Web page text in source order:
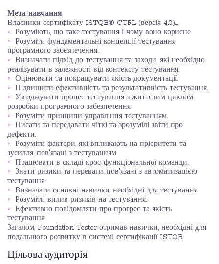
Мета навчання
Власники сертифікату ISTQB® CTFL (версія 4.0)…
Розуміють, що таке тестування і чому воно корисне.
Розуміти фундаментальні концепції тестування
програмного забезпечення.
Визначати підхід до тестування та заходи, які необхідно
реалізувати в залежності від контексту тестування.
Оцінювати та покращувати якість документації.
Підвищити ефективність та результативність тестування.
Узгоджувати процес тестування з життєвим циклом
розробки програмного забезпечення.
Розуміти принципи управління тестуванням.
Писати та передавати чіткі та зрозумілі звіти про
дефекти.
Розуміти фактори, які впливають на пріоритети та
зусилля, пов'язані з тестуванням.
Працювати в складі крос-функціональної команди.
Знати ризики та переваги, пов'язані з автоматизацією
тестування.
Визначати основні навички, необхідні для тестування.
Розуміти вплив ризиків на тестування.
Ефективно повідомляти про прогрес та якість
тестування.
Загалом, Foundation Tester отримав навички, необхідні для
подальшого розвитку в системі сертифікації ISTQB.
Цільова аудиторія